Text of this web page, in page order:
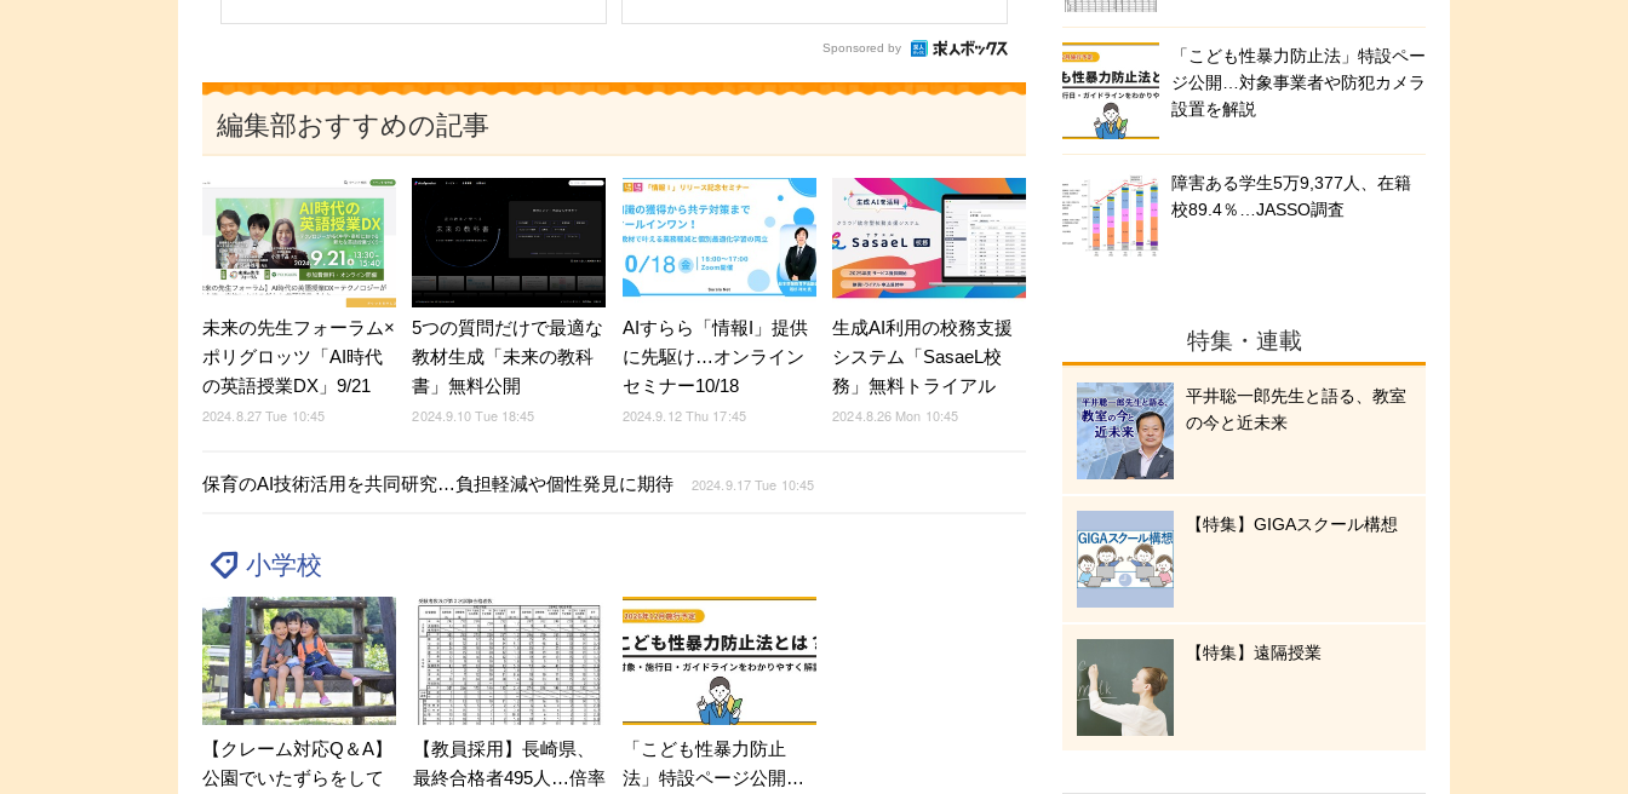
Sponsored by
編集部おすすめの記事
未来の先生フォーラム×
ポリグロッツ「AI時代
の英語授業DX」9/21
2024.8.27 Tue 10:45
5つの質問だけで最適な
教材生成「未来の教科
書」無料公開
2024.9.10 Tue 18:45
AIすらら「情報I」提供
に先駆け…オンライン
セミナー10/18
2024.9.12 Thu 17:45
生成AI利用の校務支援
システム「SasaeL校
務」無料トライアル
2024.8.26 Mon 10:45
保育のAI技術活用を共同研究…負担軽減や個性発見に期待 2024.9.17 Tue 10:45
小学校
【クレーム対応Q＆A】
公園でいたずらをして
【教員採用】長崎県、
最終合格者495人…倍率
「こども性暴力防止
法」特設ページ公開…
「こども性暴力防止法」特設ペー
ジ公開…対象事業者や防犯カメラ
設置を解説
障害ある学生5万9,377人、在籍
校89.4％…JASSO調査
特集・連載
平井聡一郎先生と語る、教室
の今と近未来
【特集】GIGAスクール構想
【特集】遠隔授業